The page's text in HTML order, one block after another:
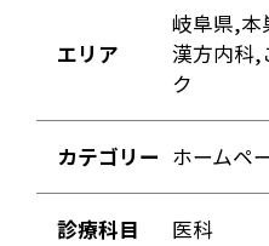
エリア
岐阜県,本
漢方内科,
ク
カテゴリー ホームペ
診療科目 医科